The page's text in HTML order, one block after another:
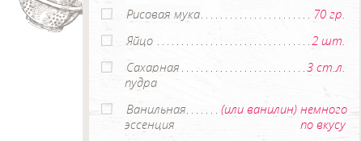
Рисовая мука
70 гр.
Яйцо
2 шт.
Сахарная
пудра
3 ст.л.
Ванильная
эссенция
(или ванилин) немного
по вкусу